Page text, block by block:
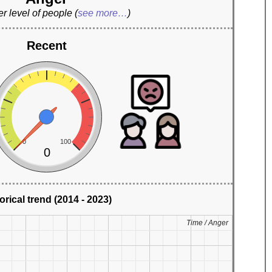
level of people(see more…)
Recent
0 100
0
trend (2014 - 2023)
Time / Anger
Time / Anger